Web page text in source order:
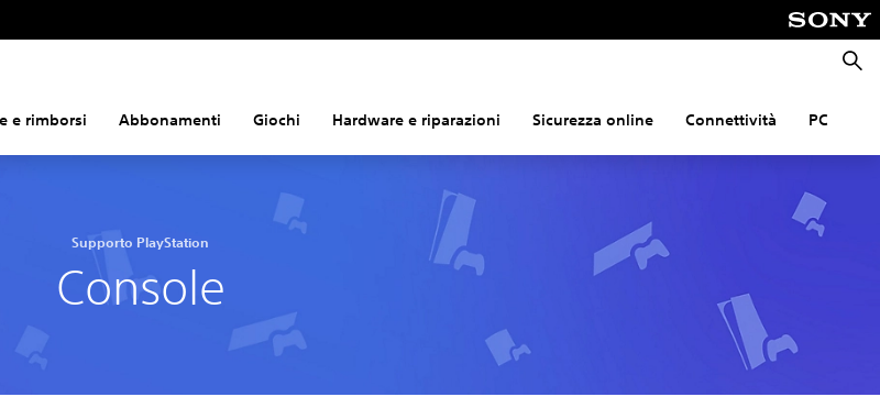
Cerca
e rimborsi Abbonamenti Giochi Hardware e riparazioni Sicurezza online Connettività PC
Supporto PlayStation
Console